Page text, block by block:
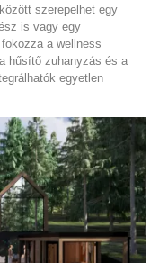
szerepelhet egy
is vagy egy
a wellness
hűsítő zuhanyzás és a
egyetlen